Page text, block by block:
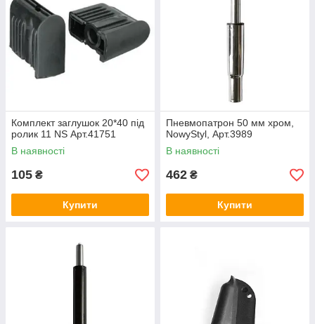
Комплект заглушок 20*40 під
ролик 11 NS Арт.41751
В наявності
105 ₴
Купити
Пневмопатрон 50 мм хром,
NowyStyl, Арт.3989
В наявності
462 ₴
Купити